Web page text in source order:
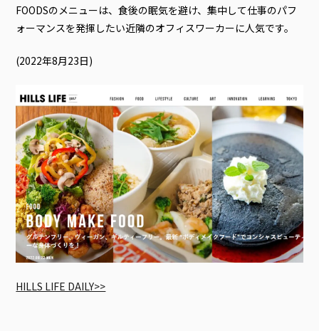
FOODSのメニューは、食後の眠気を避け、集中して仕事のパフ
ォーマンスを発揮したい近隣のオフィスワーカーに人気です。
(2022年8月23日)
HILLS LIFE DAILY>>